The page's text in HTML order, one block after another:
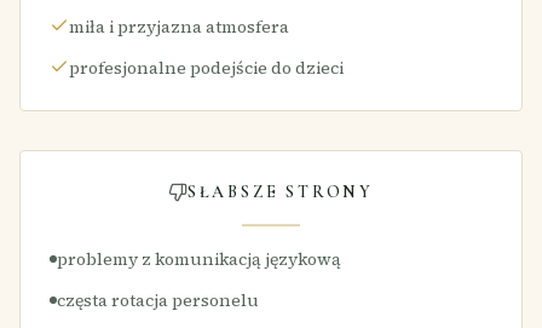
miła i przyjazna atmosfera
profesjonalne podejście do dzieci
SŁABSZE STRONY
problemy z komunikacją językową
częsta rotacja personelu